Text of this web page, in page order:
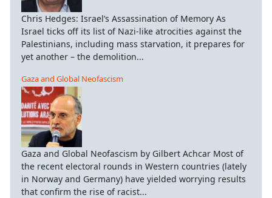
Chris Hedges: Israel’s Assassination of Memory As
Israel ticks off its list of Nazi-like atrocities against the
Palestinians, including mass starvation, it prepares for
yet another – the demolition...
Gaza and Global Neofascism
Gaza and Global Neofascism by Gilbert Achcar Most of
the recent electoral rounds in Western countries (lately
in Norway and Germany) have yielded worrying results
that confirm the rise of racist...